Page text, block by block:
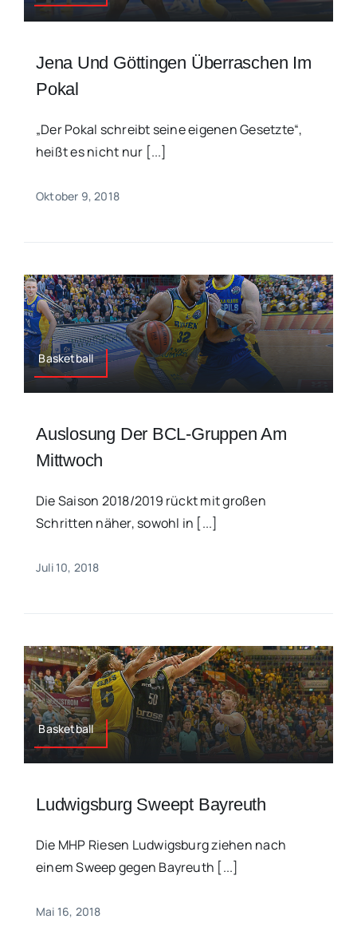
Jena Und Göttingen Überraschen Im
Pokal
„Der Pokal schreibt seine eigenen Gesetzte“,
heißt es nicht nur [...]
Oktober 9, 2018
Basketball
Auslosung Der BCL-Gruppen Am
Mittwoch
Die Saison 2018/2019 rückt mit großen
Schritten näher, sowohl in [...]
Juli 10, 2018
Basketball
Ludwigsburg Sweept Bayreuth
Die MHP Riesen Ludwigsburg ziehen nach
einem Sweep gegen Bayreuth [...]
Mai 16, 2018